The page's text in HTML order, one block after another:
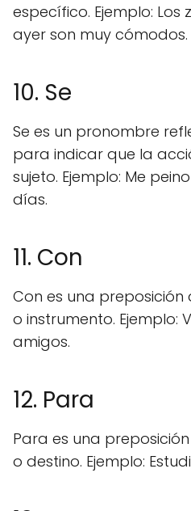
específico. Ejemplo:
ayer son muy cómodos.
10. Se
Se es un pronombre
para indicar que la
sujeto. Ejemplo: Me
días.
11. Con
Con es una
o instrumento. Ejemplo:
amigos.
12. Para
Para es una
o destino. Ejemplo: